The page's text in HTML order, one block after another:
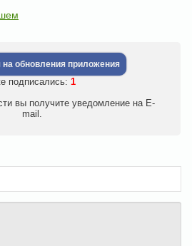
на обновления приложения
подписались: 1
вы получите уведомление на E-
mail.